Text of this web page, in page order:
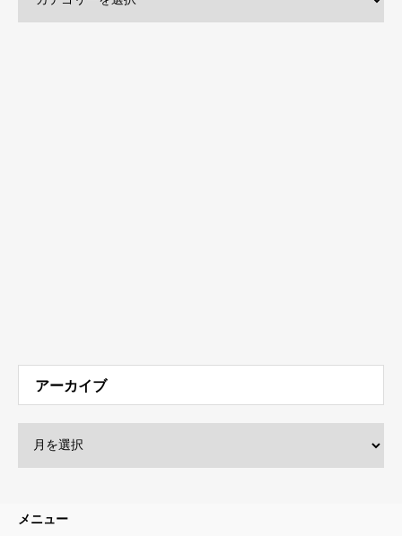
メニュー